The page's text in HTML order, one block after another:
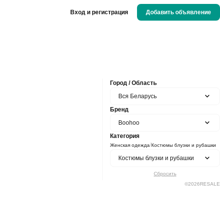
Вход и регистрация Добавить объявление
Город / Область
Вся Беларусь
Бренд
Boohoo
Категория
Женская одежда/Костюмы блузки и рубашки
Костюмы блузки и рубашки
Сбросить
©2026RESALE